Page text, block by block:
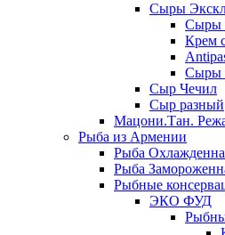
Сыры
Сыры
Крем
Сыры
Сыр Чечил
Сыр разный
Мацони.Тан.
Рыба из Армении
Рыба
Рыба
Рыбные
ЭКО ФУД